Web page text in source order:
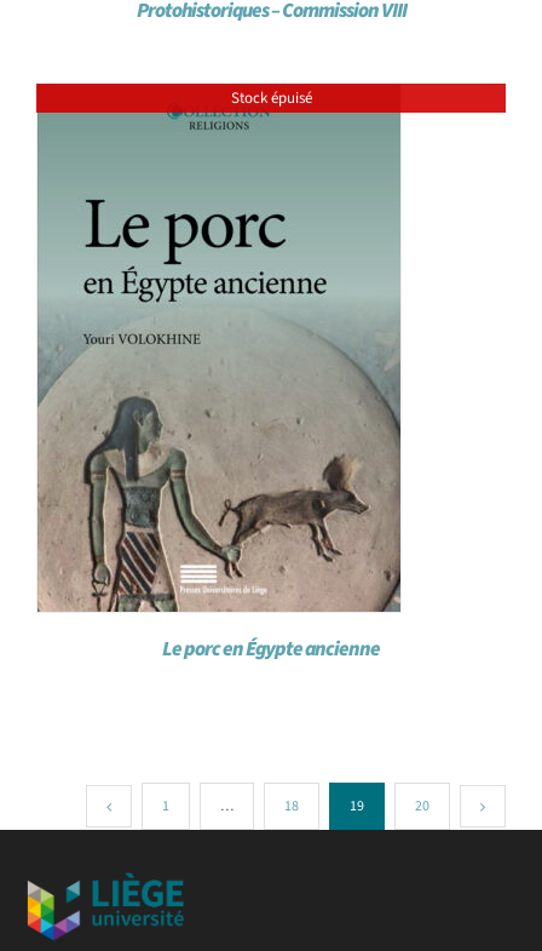
Protohistoriques – Commission VIII
Stock épuisé
Le porc en Égypte ancienne
1 … 18 19 20